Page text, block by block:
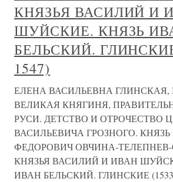
КНЯЗЬЯ ВАСИЛИЙ И
ШУЙСКИЕ. КНЯЗЬ
БЕЛЬСКИЙ.
1547)
ЕЛЕНА ВАСИЛЬЕВНА
ВЕЛИКАЯ КНЯГИНЯ,
РУСИ. ДЕТСТВО И ОТРОЧЕСТВО
ВАСИЛЬЕВИЧА ГРОЗНОГО.
ФЕДОРОВИЧ ОВЧИНА-
КНЯЗЬЯ ВАСИЛИЙ И ИВАН
ИВАН БЕЛЬСКИЙ. ГЛИНСКИЕ